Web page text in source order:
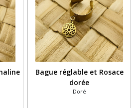
Bague réglable et Rosace
dorée
Doré